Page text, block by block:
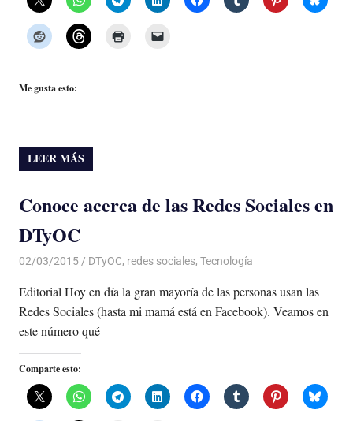
Me gusta esto:
LEER MÁS
Conoce acerca de las Redes Sociales en
DTyOC
02/03/2015 Luis Castellanos
DTyOC, redes sociales, Tecnología
Editorial Hoy en día la gran mayoría de las personas usan las
Redes Sociales (hasta mi mamá está en Facebook). Veamos en
este número qué
Comparte esto: